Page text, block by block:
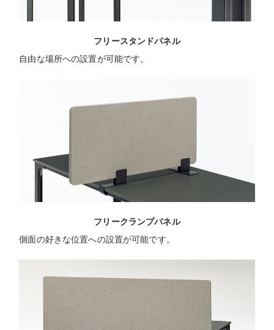
フリースタンドパネル
自由な場所への設置が可能です。
フリークランプパネル
側面の好きな位置への設置が可能です。